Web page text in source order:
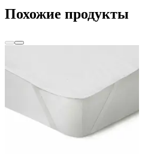
Похожие продукты